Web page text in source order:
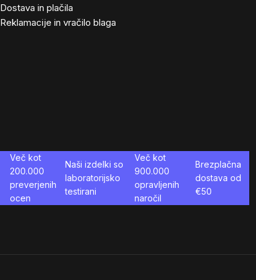
Dostava in plačila
Reklamacije in vračilo blaga
Več kot
200.000
preverjenih
ocen
Naši izdelki so
laboratorijsko
testirani
Več kot
900.000
opravljenih
naročil
Brezplačna
dostava od
€50